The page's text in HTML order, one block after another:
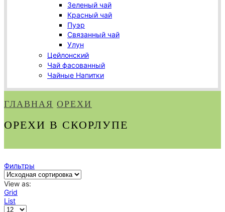
Зеленый чай
Красный чай
Пуэр
Связанный чай
Улун
Цейлонский
Чай фасованный
Чайные Напитки
ГЛАВНАЯ ОРЕХИ
ОРЕХИ В СКОРЛУПЕ
Фильтры
View as:
Grid
List